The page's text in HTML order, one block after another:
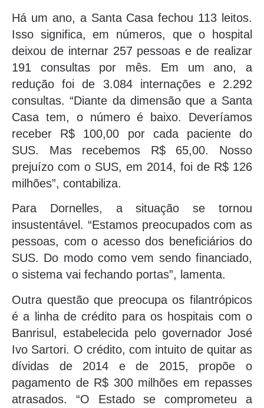
Há um ano, a Santa Casa fechou 113 leitos.
Isso significa, em números, que o hospital
deixou de internar 257 pessoas e de realizar
191 consultas por mês. Em um ano, a
redução foi de 3.084 internações e 2.292
consultas. “Diante da dimensão que a Santa
Casa tem, o número é baixo. Deveríamos
receber R$ 100,00 por cada paciente do
SUS. Mas recebemos R$ 65,00. Nosso
prejuízo com o SUS, em 2014, foi de R$ 126
milhões”, contabiliza.
Para Dornelles, a situação se tornou
insustentável. “Estamos preocupados com as
pessoas, com o acesso dos beneficiários do
SUS. Do modo como vem sendo financiado,
o sistema vai fechando portas”, lamenta.
Outra questão que preocupa os filantrópicos
é a linha de crédito para os hospitais com o
Banrisul, estabelecida pelo governador José
Ivo Sartori. O crédito, com intuito de quitar as
dívidas de 2014 e de 2015, propõe o
pagamento de R$ 300 milhões em repasses
atrasados. “O Estado se comprometeu a